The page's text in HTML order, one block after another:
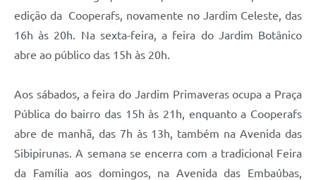
edição da Cooperafs, novamente no Jardim Celeste, das
16h às 20h. Na sexta-feira, a feira do Jardim Botânico
abre ao público das 15h às 20h.
Aos sábados, a feira do Jardim Primaveras ocupa a Praça
Pública do bairro das 15h às 21h, enquanto a Cooperafs
abre de manhã, das 7h às 13h, também na Avenida das
Sibipirunas. A semana se encerra com a tradicional Feira
da Família aos domingos, na Avenida das Embaúbas,